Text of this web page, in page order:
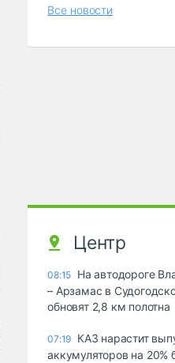
Все новости
Центр
08:15 На автодороге
– Арзамас в
обновят 2,8 км полотна
07:19 КАЗ нарастит
аккумуляторов на 20%